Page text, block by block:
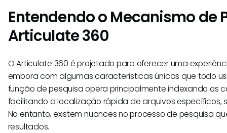
Entendendo o Mecanismo de
Articulate 360
O Articulate 360 é projetado para oferecer uma
embora com algumas características únicas que todo
função de pesquisa opera principalmente indexando os
facilitando a localização rápida de arquivos específicos,
No entanto, existem nuances no processo de pesquisa
resultados.